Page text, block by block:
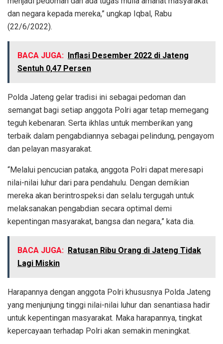
dan negara kepada mereka,” ungkap Iqbal, Rabu
(22/6/2022).
BACA JUGA:
Inflasi Desember 2022 di Jateng
Sentuh 0,47 Persen
Polda Jateng gelar tradisi ini sebagai pedoman dan
semangat bagi setiap anggota Polri agar tetap memegang
teguh kebenaran. Serta ikhlas untuk memberikan yang
terbaik dalam pengabdiannya sebagai pelindung, pengayom
dan pelayan masyarakat.
“Melalui pencucian pataka, anggota Polri dapat meresapi
nilai-nilai luhur dari para pendahulu. Dengan demikian
mereka akan berintrospeksi dan selalu tergugah untuk
melaksanakan pengabdian secara optimal demi
kepentingan masyarakat, bangsa dan negara,” kata dia.
BACA JUGA: Ratusan Ribu Orang di Jateng Tidak
Lagi Miskin
Harapannya dengan anggota Polri khususnya Polda Jateng
yang menjunjung tinggi nilai-nilai luhur dan senantiasa hadir
untuk kepentingan masyarakat. Maka harapannya, tingkat
kepercayaan terhadap Polri akan semakin meningkat.